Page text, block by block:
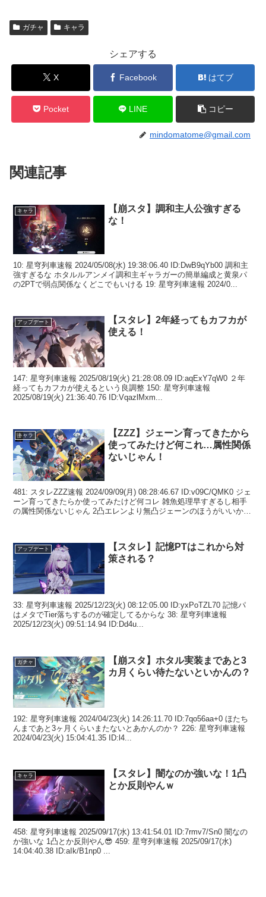
ガチャ キャラ
シェアする
X Facebook はてブ
Pocket LINE コピー
mindomatome@gmail.com
関連記事
キャラ
【崩スタ】調和主人公強すぎる
な！
10: 星穹列車速報 2024/05/08(水) 19:38:06.40 ID:DwB9qYb00 調和主
強すぎるな ホタルルアンメイ調和主ギャラガーの簡単編成と黄泉パ
の2PTで弱点関係なくどこでもいける 19: 星穹列車速報 2024/0...
アップデート
【スタレ】2年経ってもカフカが
使える！
147: 星穹列車速報 2025/08/19(火) 21:28:08.09 ID:aqExY7qW0 ２年
経ってもカフカが使えるという良調整 150: 星穹列車速報
2025/08/19(火) 21:36:40.76 ID:VqazlMxm...
キャラ
【ZZZ】ジェーン育ってきたから
使ってみたけど何これ…属性関係
ないじゃん！
481: スタレZZZ速報 2024/09/09(月) 08:28:46.67 ID:v09C/QMK0 ジェ
ーン育ってきたらか使ってみたけど何コレ 雑魚処理早すぎるし相手
の属性関係ないじゃん 2凸エレンより無凸ジェーンのほうがいいかも
アップデート
【スタレ】記憶PTはこれから対
策される？
33: 星穹列車速報 2025/12/23(火) 08:12:05.00 ID:yxPoTZL70 記憶パ
はメタでTier落ちするのが確定してるからな 38: 星穹列車速報
2025/12/23(火) 09:51:14.94 ID:Dd4u...
ガチャ
【崩スタ】ホタル実装まであと3
カ月くらい待たないといかんの？
192: 星穹列車速報 2024/04/23(火) 14:26:11.70 ID:7qo56aa+0 ほたち
んまであと3ヶ月くらいまたないとあかんのか？ 226: 星穹列車速報
2024/04/23(火) 15:04:41.35 ID:l4...
キャラ
【スタレ】闇なのか強いな！1凸
とか反則やんｗ
458: 星穹列車速報 2025/09/17(水) 13:41:54.01 ID:7rmv7/Sn0 闇なの
か強いな 1凸とか反則やん😎 459: 星穹列車速報 2025/09/17(水)
14:04:40.38 ID:aIk/B1np0 ...